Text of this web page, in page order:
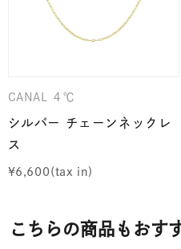
CANAL ４℃
シルバー チェーンネックレ
ス
¥6,600
こちらの商品もおす